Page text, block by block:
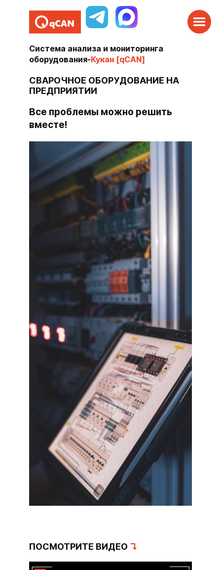
Система анализа и мониторинга
оборудования-Кукан [qCAN]
СВАРОЧНОЕ ОБОРУДОВАНИЕ НА
ПРЕДПРИЯТИИ
Все проблемы можно решить
вместе!
ПОСМОТРИТЕ ВИДЕО ↴